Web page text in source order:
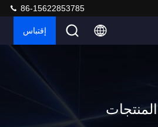
86-15622853785
إقتباس
المنتجات